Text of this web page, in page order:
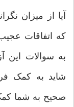
آیا از میزان
که اتفاقات
به سوالات این
شاید به کمک
صحیح به شما